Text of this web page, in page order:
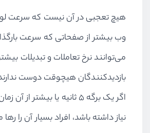
هیچ تعجبی در آن نیست که سرعت
وب بیشتر از صفحاتی که سرعت
می‌توانند نرخ تعاملات و تبدیلات
بازدیدکنندگان هیچوقت دوست
اگر یک برگه ۵ ثانیه یا بیشتر از
نیاز داشته باشد، افراد بسیار آن را